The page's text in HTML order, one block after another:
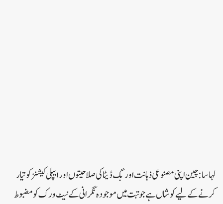
لہاسا: چین اپنی مصنوعی ذہانت اور بگ ڈیٹا کی صلاحیتوں اور ایپلی کیشنز کو تیار
کرنے کے لیے کوشاں ہے جو تبت میں موجودہ نگرانی کے نیٹ ورک کو مضبوط